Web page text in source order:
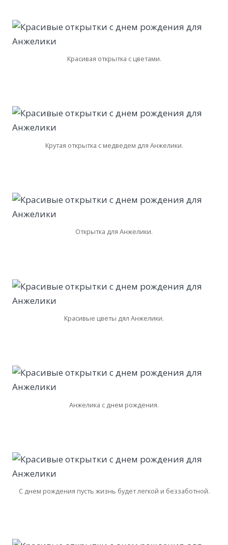
Красивая открытка с цветами.
Крутая открытка с медведем для Анжелики.
Открытка для Анжелики.
Красивые цветы дял Анжелики.
Анжелика с днем рождения.
С днем рождения пусть жизнь будет легкой и беззаботной.